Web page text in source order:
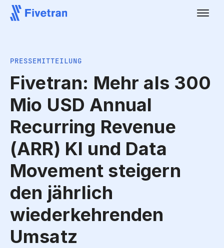
PRESSEMITTEILUNG
Fivetran: Mehr als 300
Mio USD Annual
Recurring Revenue
(ARR) KI und Data
Movement steigern
den jährlich
wiederkehrenden
Umsatz